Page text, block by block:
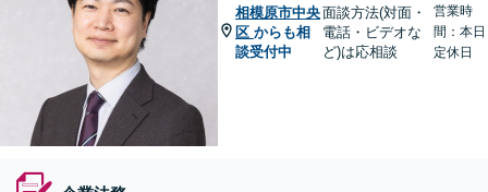
相模原市中央
区 からも相
談受付中
面談方法(対面・
電話・ビデオな
ど)は応相談
営業時
間：本日
定休日